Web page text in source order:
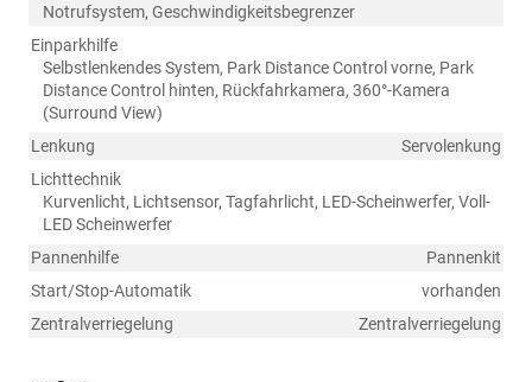
Notrufsystem, Geschwindigkeitsbegrenzer
Einparkhilfe
Selbstlenkendes System, Park Distance Control vorne, Park
Distance Control hinten, Rückfahrkamera, 360°-Kamera
(Surround View)
Lenkung
Servolenkung
Lichttechnik
Kurvenlicht, Lichtsensor, Tagfahrlicht, LED-Scheinwerfer, Voll-
LED Scheinwerfer
Pannenhilfe
Pannenkit
Start/Stop-Automatik
vorhanden
Zentralverriegelung
Zentralverriegelung